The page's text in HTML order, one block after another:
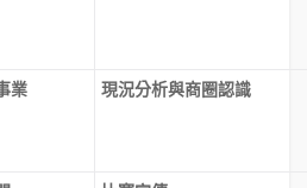
業 現況分析與商圈認識